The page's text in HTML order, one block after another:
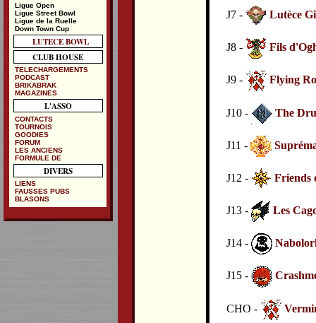
J7 - Lutèce
J8 - Fils
J9 - Flying
J10 - The
J11 -
J12 - Friends
J13 - Les
J14 -
J15 -
CHO -
Ligue Open
Ligue Street Bowl
Ligue de la Ruelle
Down Town Cup
LUTECE BOWL
CLUB HOUSE
TELECHARGEMENTS
PODCAST
BRIKABRAK
MAGAZINES
L'ASSO
CONTACTS
TOURNOIS
GOODIES
FORUM
LES ANCIENS
FORMULE DE
DIVERS
LIENS
FAUSSES PUBS
BLASONS